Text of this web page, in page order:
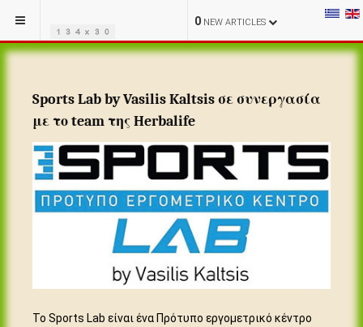
0 NEW ARTICLES
Sports Lab by Vasilis Kaltsis σε συνεργασία
με το team της Herbalife
Το Sports Lab είναι ένα Πρότυπο εργομετρικό κέντρο